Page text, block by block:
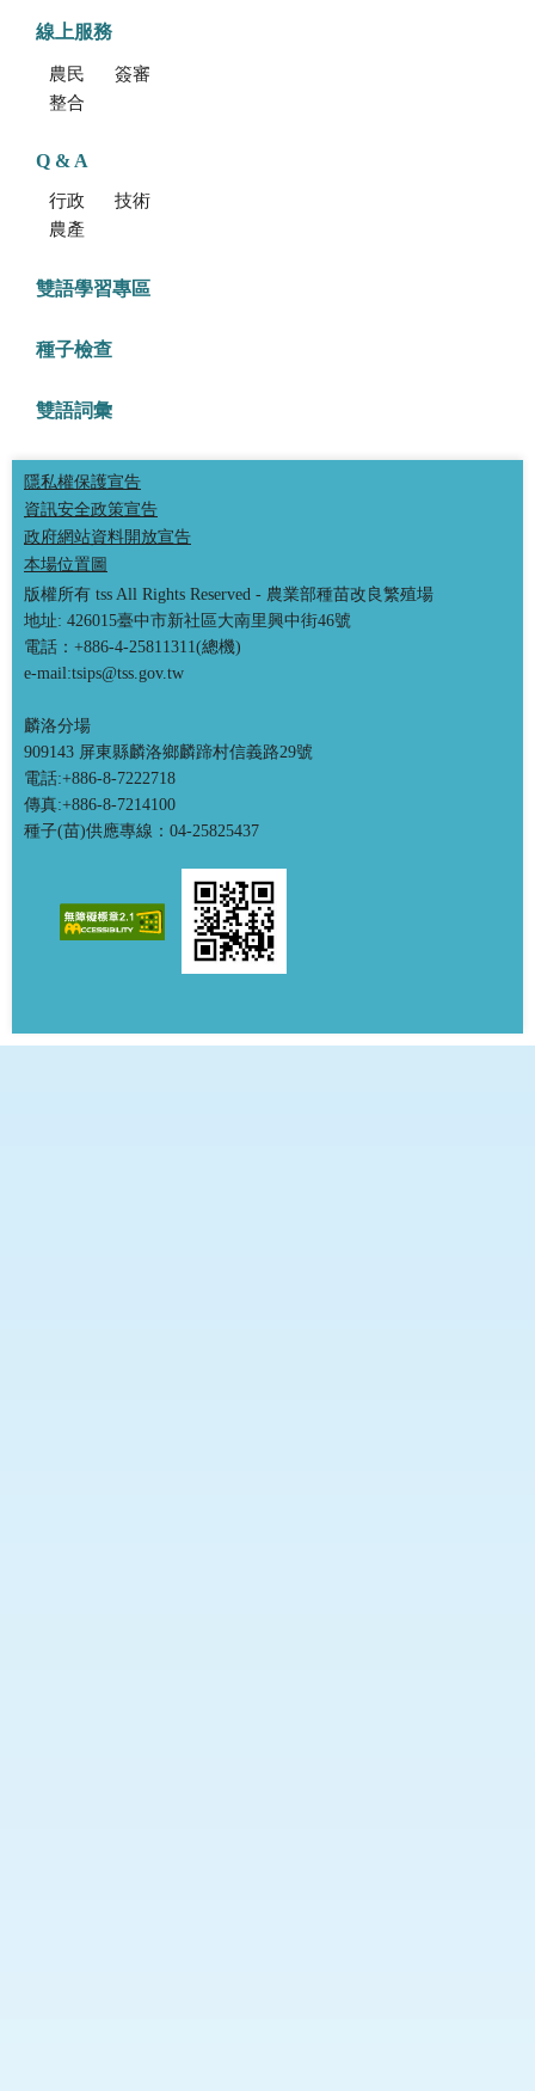
線上服務
農民學院
簽審通關共同作業平台
整合型植物種苗檢測服務多元平台
Q & A
行政方面
技術方面
農產品食安專區
雙語學習專區
種子檢查
雙語詞彙
隱私權保護宣告
資訊安全政策宣告
政府網站資料開放宣告
本場位置圖
版權所有 tss All Rights Reserved - 農業部種苗改良繁殖場
地址: 426015臺中市新社區大南里興中街46號
電話：+886-4-25811311(總機)
e-mail:tsips@tss.gov.tw
麟洛分場
909143 屏東縣麟洛鄉麟蹄村信義路29號
電話:+886-8-7222718
傳真:+886-8-7214100
種子(苗)供應專線：04-25825437